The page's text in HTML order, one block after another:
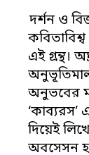
দর্শন ও
এই গ্রন্থ।
অনুভবের
‘কাব্যরস’
দিয়েই
অবসেসন